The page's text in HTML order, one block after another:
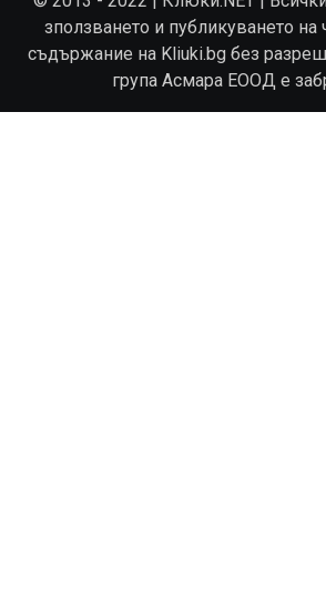
зползването и публикуването на
съдържание на Kliuki.bg без
група Асмара ЕООД е